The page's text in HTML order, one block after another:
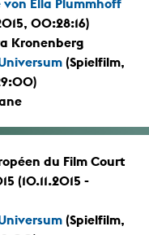
von Ella Plummhoff
00:28:16)
Kronenberg
(Spielfilm,
du Film Court
(10.11.2015 -
(Spielfilm,